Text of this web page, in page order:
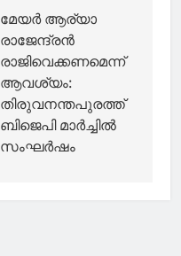
മേയര്‍ ആര്യാ
രാജേന്ദ്രൻ
രാജിവെക്കണമെന്ന്
ആവശ്യം:
തിരുവനന്തപുരത്ത്
ബിജെപി മാര്‍ച്ചിൽ
സംഘര്‍ഷം